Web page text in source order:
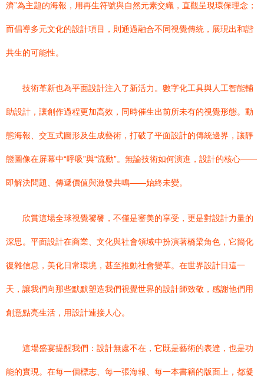
濟”為主題的海報，用再生符號與自然元素交織，直觀呈現環保理念；
而倡導多元文化的設計項目，則通過融合不同視覺傳統，展現出和諧
共生的可能性。
技術革新也為平面設計注入了新活力。數字化工具與人工智能輔
助設計，讓創作過程更加高效，同時催生出前所未有的視覺形態。動
態海報、交互式圖形及生成藝術，打破了平面設計的傳統邊界，讓靜
態圖像在屏幕中“呼吸”與“流動”。無論技術如何演進，設計的核心——
即解決問題、傳遞價值與激發共鳴——始終未變。
欣賞這場全球視覺饕餮，不僅是審美的享受，更是對設計力量的
深思。平面設計在商業、文化與社會領域中扮演著橋梁角色，它簡化
復雜信息，美化日常環境，甚至推動社會變革。在世界設計日這一
天，讓我們向那些默默塑造我們視覺世界的設計師致敬，感謝他們用
創意點亮生活，用設計連接人心。
這場盛宴提醒我們：設計無處不在，它既是藝術的表達，也是功
能的實現。在每一個標志、每一張海報、每一本書籍的版面上，都凝